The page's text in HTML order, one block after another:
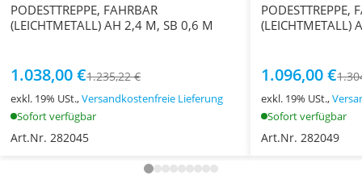
PODESTTREPPE, FAHRBAR
(LEICHTMETALL) AH 2,4 M, SB 0,6 M
1.038,00 €1.235,22 €
exkl. 19% USt.,Versandkostenfreie Lieferung
Sofort verfügbar
Art.Nr. 282045
PODESTTREPPE,
(LEICHTMETALL)
1.096,00 €
exkl. 19% USt.,
Sofort verfügbar
Art.Nr. 282049